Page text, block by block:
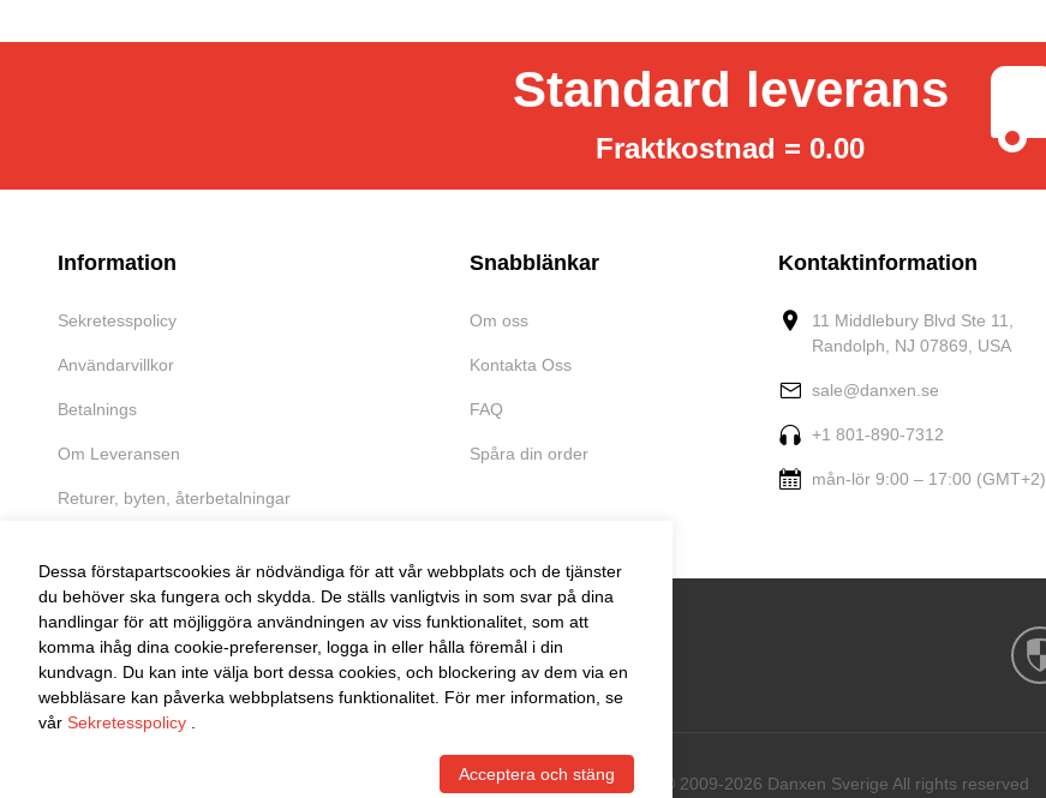
Standard leverans
Fraktkostnad = 0.00
Information
Sekretesspolicy
Användarvillkor
Betalnings
Om Leveransen
Returer, byten, återbetalningar
Snabblänkar
Om oss
Kontakta Oss
FAQ
Spåra din order
Kontaktinformation
11 Middlebury Blvd Ste 11,
Randolph, NJ 07869, USA
sale@danxen.se
+1 801-890-7312
mån-lör 9:00 – 17:00 (GMT+2).
FRI RETUR
Enkel retur inom 30 dagar
Copyright © 2009-2026 Danxen Sverige All rights reserved
Dessa förstapartscookies är nödvändiga för att vår webbplats och de tjänster
du behöver ska fungera och skydda. De ställs vanligtvis in som svar på dina
handlingar för att möjliggöra användningen av viss funktionalitet, som att
komma ihåg dina cookie-preferenser, logga in eller hålla föremål i din
kundvagn. Du kan inte välja bort dessa cookies, och blockering av dem via en
webbläsare kan påverka webbplatsens funktionalitet. För mer information, se
vår Sekretesspolicy
Acceptera och stäng